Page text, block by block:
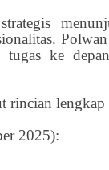
tugas ke
rincian
2025):